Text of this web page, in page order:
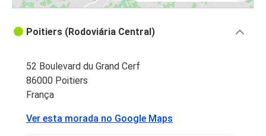
Poitiers (Rodoviária Central)
52 Boulevard du Grand Cerf
86000 Poitiers
França
Ver esta morada no Google Maps